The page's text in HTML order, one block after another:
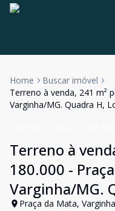
Home
Buscar imóvel
Terreno à venda, 241 m²
Varginha/MG. Quadra H,
Terreno à
180.000 -
Varginha/MG.
Praça da Mata,